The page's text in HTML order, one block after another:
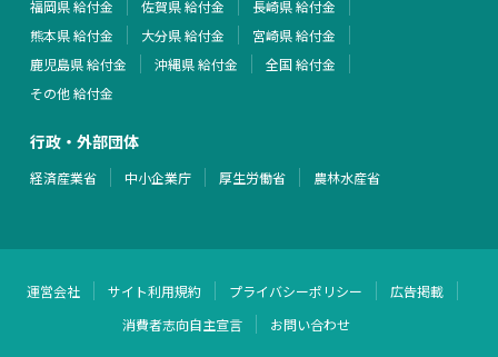
福岡県 給付金
佐賀県 給付金
長崎県 給付金
熊本県 給付金
大分県 給付金
宮崎県 給付金
鹿児島県 給付金
沖縄県 給付金
全国 給付金
その他 給付金
行政・外部団体
経済産業省 中小企業庁 厚生労働省 農林水産省
運営会社 サイト利用規約 プライバシーポリシー
広告掲載
消費者志向自主宣言
お問い合わせ